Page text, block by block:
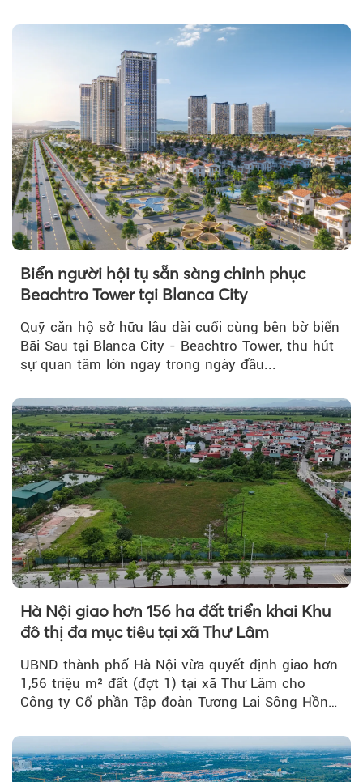
Biển người hội tụ sẵn sàng chinh phục
Beachtro Tower tại Blanca City
Quỹ căn hộ sở hữu lâu dài cuối cùng bên bờ biển
Bãi Sau tại Blanca City - Beachtro Tower, thu hút
sự quan tâm lớn ngay trong ngày đầu...
Hà Nội giao hơn 156 ha đất triển khai Khu
đô thị đa mục tiêu tại xã Thư Lâm
UBND thành phố Hà Nội vừa quyết định giao hơn
1,56 triệu m² đất (đợt 1) tại xã Thư Lâm cho
Công ty Cổ phần Tập đoàn Tương Lai Sông Hồng